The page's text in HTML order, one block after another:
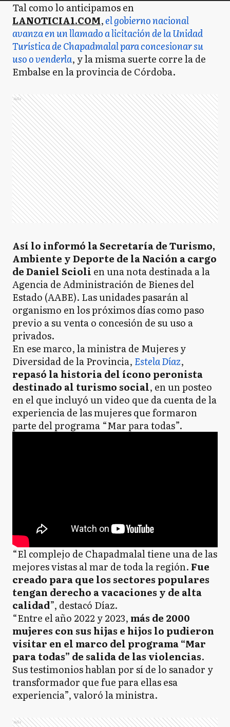
Tal como lo anticipamos en
LANOTICIA1.COM,el gobierno nacional
avanza en un llamado a licitación de la Unidad
Turística de Chapadmalal para concesionar su
uso o venderla, y la misma suerte corre la de
Embalse en la provincia de Córdoba.
Ads
Así lo informó la Secretaría de Turismo,
Ambiente y Deporte de la Nación a cargo
de Daniel Scioli en una nota destinada a la
Agencia de Administración de Bienes del
Estado (AABE). Las unidades pasarán al
organismo en los próximos días como paso
previo a su venta o concesión de su uso a
privados.
En ese marco, la ministra de Mujeres y
Diversidad de la Provincia, Estela Díaz,
repasó la historia del ícono peronista
destinado al turismo social, en un posteo
en el que incluyó un video que da cuenta de la
experiencia de las mujeres que formaron
parte del programa “Mar para todas”.
“El complejo de Chapadmalal tiene una de las
mejores vistas al mar de toda la región. Fue
creado para que los sectores populares
tengan derecho a vacaciones y de alta
calidad”, destacó Díaz.
“Entre el año 2022 y 2023, más de 2000
mujeres con sus hijas e hijos lo pudieron
visitar en el marco del programa “Mar
para todas” de salida de las violencias.
Sus testimonios hablan por sí de lo sanador y
transformador que fue para ellas esa
experiencia”, valoró la ministra.
Ads